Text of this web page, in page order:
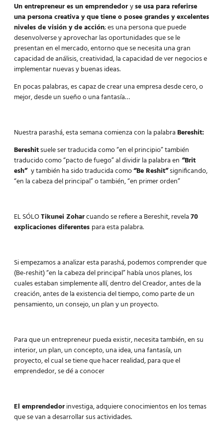
Un entrepreneur es un emprendedoryse usa para referirse
una persona creativa y que tiene o posee grandes y excelentes
niveles de visión y de acción; es una persona que puede
desenvolverse y aprovechar las oportunidades que se le
presentan en el mercado, entorno que se necesita una gran
capacidad de análisis, creatividad, la capacidad de ver negocios e
implementar nuevas y buenas ideas.
En pocas palabras, es capaz de crear una empresa desde cero, o
mejor, desde un sueño o una fantasía…
Nuestra parashá, esta semana comienza con la palabra Bereshit:
Bereshitsuele ser traducida como “en el principio” también
traducido como “pacto de fuego” al dividir la palabra en “Brit
esh” y también ha sido traducida como“Be Reshit”significando,
“en la cabeza del principal” o también, “en primer orden”
EL SÓLOTikunei Zoharcuando se refiere a Bereshit, revela70
explicaciones diferentes para esta palabra.
Si empezamos a analizar esta parashá, podemos comprender que
(Be-reshit) “en la cabeza del principal” había unos planes, los
cuales estaban simplemente allí, dentro del Creador, antes de la
creación, antes de la existencia del tiempo, como parte de un
pensamiento, un consejo, un plan y un proyecto.
Para que un entrepreneur pueda existir, necesita también, en su
interior, un plan, un concepto, una idea, una fantasía, un
proyecto, el cual se tiene que hacer realidad, para que el
emprendedor, se dé a conocer
El emprendedorinvestiga, adquiere conocimientos en los temas
que se van a desarrollar sus actividades.